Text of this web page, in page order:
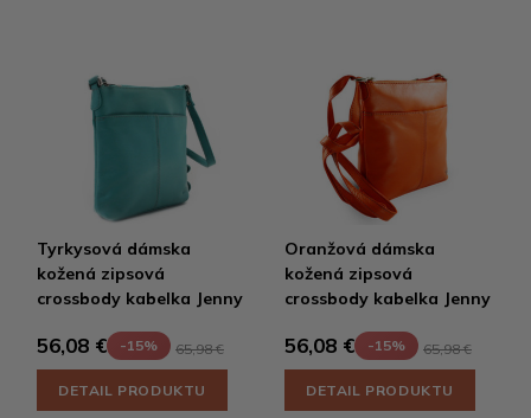
Tyrkysová dámska
kožená zipsová
crossbody kabelka Jenny
56,08 € -15% 65,98 €
DETAIL PRODUKTU
Oranžová dámska
kožená zipsová
crossbody kabelka Jenny
56,08 € -15% 65,98 €
DETAIL PRODUKTU